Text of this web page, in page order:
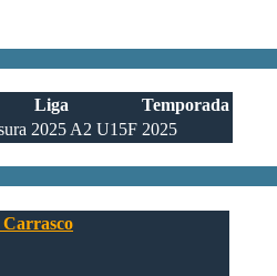
Liga
Temporada
2025 A2 U15F 2025
Carrasco